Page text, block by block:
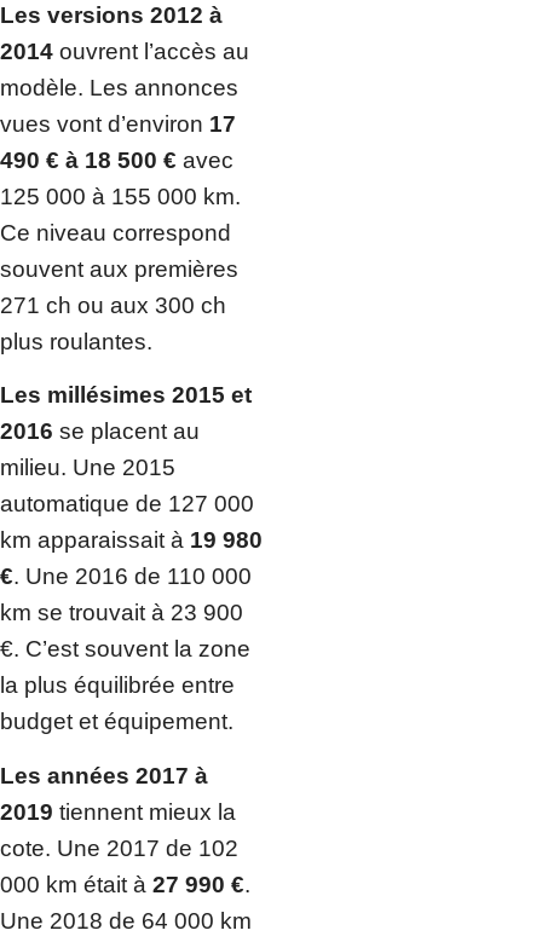
Les versions 2012 à
2014 ouvrent l’accès au
modèle. Les annonces
vues vont d’environ 17
490 € à 18 500 € avec
125 000 à 155 000 km.
Ce niveau correspond
souvent aux premières
271 ch ou aux 300 ch
plus roulantes.
Les millésimes 2015 et
2016 se placent au
milieu. Une 2015
automatique de 127 000
km apparaissait à 19 980
€. Une 2016 de 110 000
km se trouvait à 23 900
€. C’est souvent la zone
la plus équilibrée entre
budget et équipement.
Les années 2017 à
2019 tiennent mieux la
cote. Une 2017 de 102
000 km était à 27 990 €.
Une 2018 de 64 000 km